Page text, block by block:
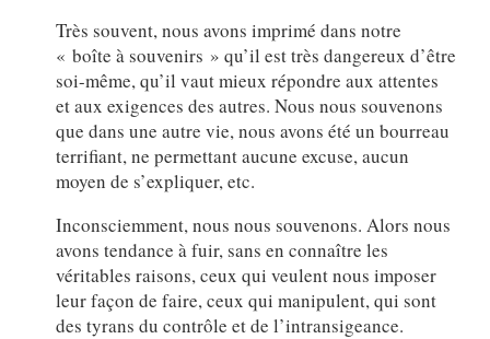
Très souvent, nous avons imprimé dans notre
« boîte à souvenirs » qu’il est très dangereux d’être
soi-même, qu’il vaut mieux répondre aux attentes
et aux exigences des autres. Nous nous souvenons
que dans une autre vie, nous avons été un bourreau
terrifiant, ne permettant aucune excuse, aucun
moyen de s’expliquer, etc.
Inconsciemment, nous nous souvenons. Alors nous
avons tendance à fuir, sans en connaître les
véritables raisons, ceux qui veulent nous imposer
leur façon de faire, ceux qui manipulent, qui sont
des tyrans du contrôle et de l’intransigeance.